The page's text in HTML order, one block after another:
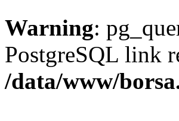
Warning:
PostgreSQL link
/data/www/